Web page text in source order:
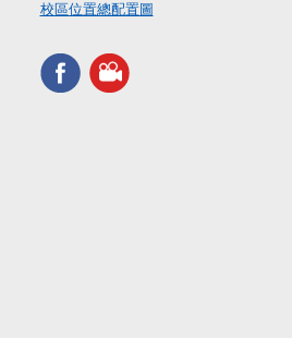
校區位置總配置圖